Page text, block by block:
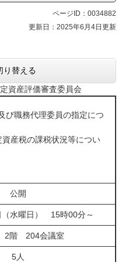
ページID：0034882
更新日：2025年6月4日更新
り替える
資産評価審査委員会
び職務代理委員の指定につ
産税の課税状況等につい
公開
（水曜日） 15時00分～
2階 204会議室
5人